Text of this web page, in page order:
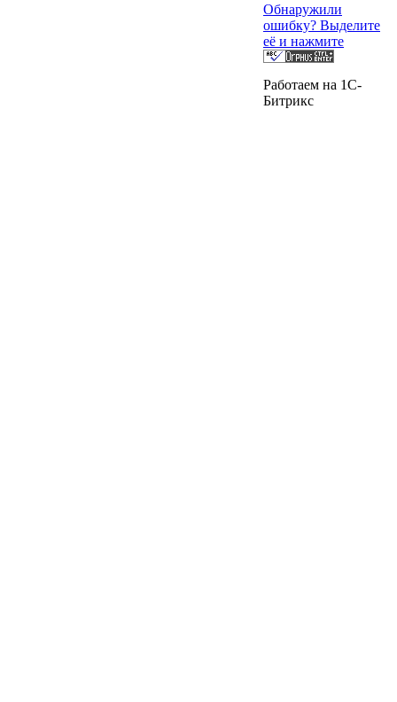
Обнаружили
ошибку? Выделите
её и нажмите
Работаем на 1C-
Битрикс